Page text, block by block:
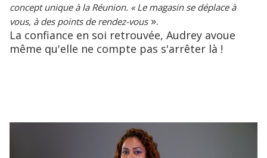
concept unique à la Réunion. « Le magasin se déplace à
vous, à des points de rendez-vous».
La confiance en soi retrouvée, Audrey avoue
même qu'elle ne compte pas s'arrêter là !